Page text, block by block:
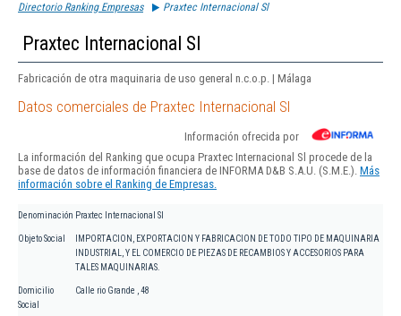
Directorio Ranking Empresas Praxtec Internacional Sl
Praxtec Internacional Sl
Fabricación de otra maquinaria de uso general n.c.o.p. | Málaga
Datos comerciales de Praxtec Internacional Sl
Información ofrecida por
La información del Ranking que ocupa Praxtec Internacional Sl procede de la
base de datos de información financiera de INFORMA D&B S.A.U. (S.M.E.). Más
información sobre el Ranking de Empresas.
Denominación Praxtec Internacional Sl
Objeto Social
IMPORTACION, EXPORTACION Y FABRICACION DE TODO TIPO DE MAQUINARIA
INDUSTRIAL, Y EL COMERCIO DE PIEZAS DE RECAMBIOS Y ACCESORIOS PARA
TALES MAQUINARIAS.
Domicilio
Social
Calle rio Grande , 48